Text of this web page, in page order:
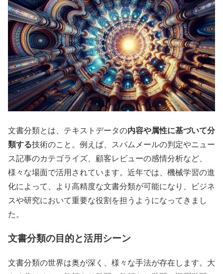
文書分類とは、テキストデータの内容や属性に基づいて分
類する技術のこと。例えば、スパムメールの判定やニュー
ス記事のカテゴライズ、顧客レビューの感情分析など、
様々な場面で活用されています。近年では、機械学習の進
化によって、より高精度な文書分類が可能になり、ビジネ
スや研究において重要な役割を担うようになってきまし
た。
文書分類の目的と活用シーン
文書分類の世界は奥が深く、様々な手法が存在します。大